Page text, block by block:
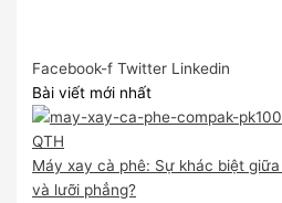
Facebook-f Twitter Linkedin
Bài viết mới nhất
Máy xay cà phê: Sự khác biệt
và lưỡi phẳng?